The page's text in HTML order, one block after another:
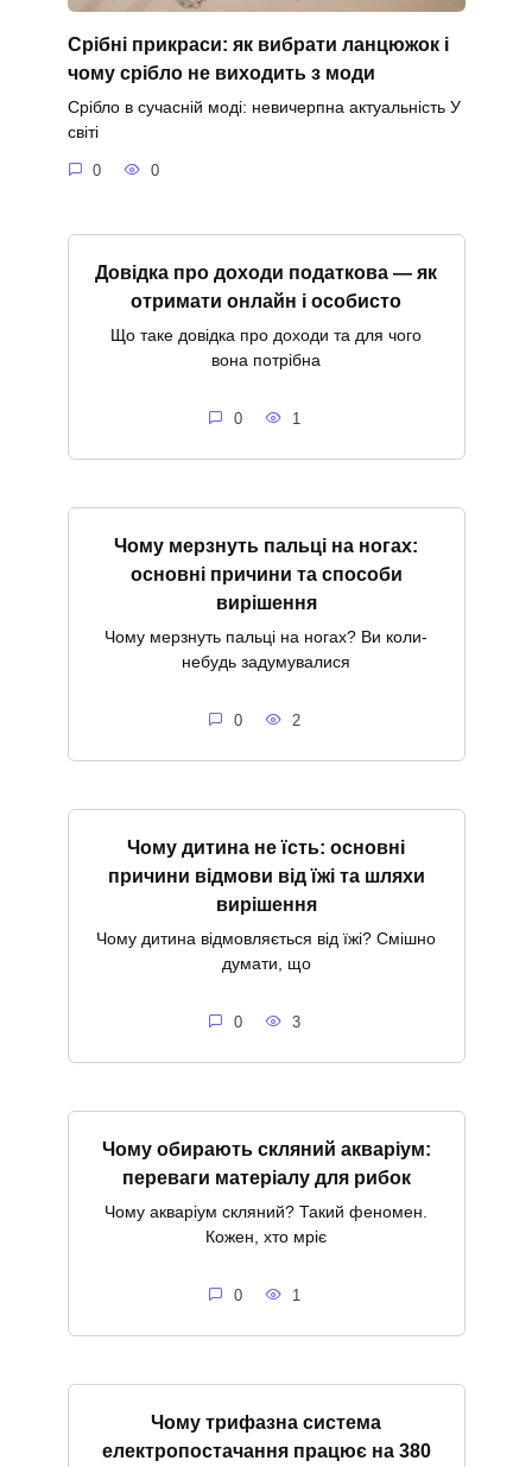
Срібні прикраси: як вибрати ланцюжок і
чому срібло не виходить з моди
Срібло в сучасній моді: невичерпна актуальність У
світі
0 0
Довідка про доходи податкова — як
отримати онлайн і особисто
Що таке довідка про доходи та для чого
вона потрібна
0 1
Чому мерзнуть пальці на ногах:
основні причини та способи
вирішення
Чому мерзнуть пальці на ногах? Ви коли-
небудь задумувалися
0 2
Чому дитина не їсть: основні
причини відмови від їжі та шляхи
вирішення
Чому дитина відмовляється від їжі? Смішно
думати, що
0 3
Чому обирають скляний акваріум:
переваги матеріалу для рибок
Чому акваріум скляний? Такий феномен.
Кожен, хто мріє
0 1
Чому трифазна система
електропостачання працює на 380